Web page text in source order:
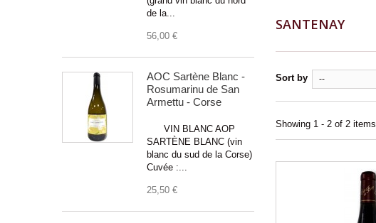
de la...
56,00 €
AOC Sartène Blanc -
Rosumarinu de San
Armettu - Corse
VIN BLANC AOP
SARTÈNE BLANC (vin
blanc du sud de la Corse)
Cuvée :...
25,50 €
SANTENAY
Sort by --
Showing 1 - 2 of 2 items